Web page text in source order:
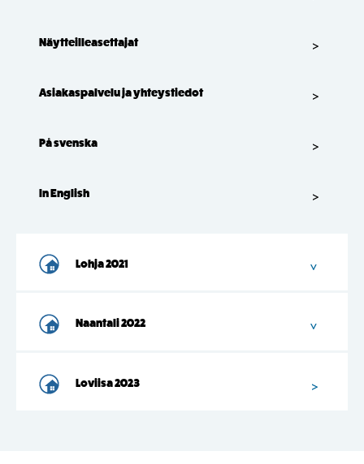
Näytteilleasettajat
Asiakaspalvelu ja yhteystiedot
På svenska
In English
Lohja 2021
Naantali 2022
Loviisa 2023